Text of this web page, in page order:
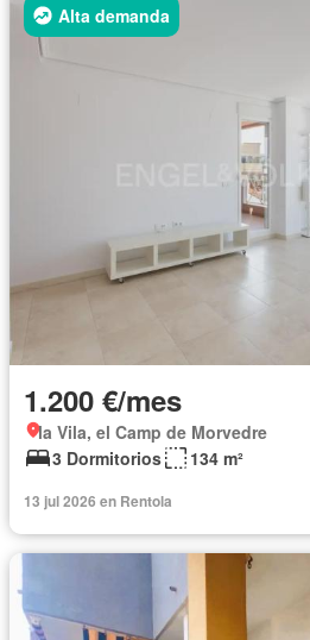
Alta demanda
1.200 €/mes
la Vila, el Camp de Morvedre
3 Dormitorios
134 m²
13 jul 2026 en Rentola